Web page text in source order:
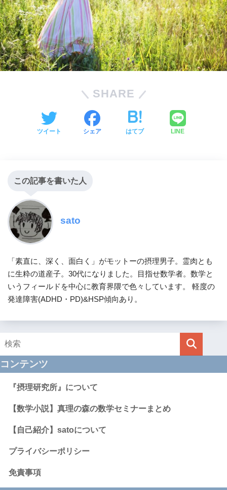
SHARE
ツイート シェア はてブ LINE
この記事を書いた人
sato
「素直に、深く、面白く」がモットーの摂理男子。霊肉とも
に生粋の道産子。30代になりました。目指せ数学者。数学と
いうフィールドを中心に教育界隈で色々しています。 軽度の
発達障害(ADHD・PD)&HSP傾向あり。
コンテンツ
『摂理研究所』について
【数学小説】真理の森の数学セミナーまとめ
【自己紹介】satoについて
プライバシーポリシー
免責事項